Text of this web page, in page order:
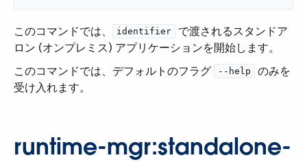
このコマンドでは、​ identifier
​ で渡されるスタンドア
ロン (オンプレミス) アプリケーションを開始します。
このコマンドでは、デフォルトのフラグ ​
--help
​ のみを
受け入れます。
runtime-mgr:standalone-